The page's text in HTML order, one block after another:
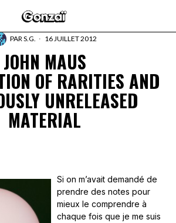
PARS.G. 16 JUILLET 2012
JOHN MAUS
OF RARITIES AND
UNRELEASED
MATERIAL
Si on m’avait demandé de
prendre des notes pour
mieux le comprendre à
chaque fois que je me suis